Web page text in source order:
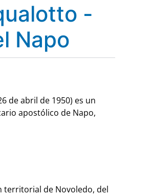
-
Napo
de abril de 1950) es un
apostólico de Napo,
territorial de Novoledo, del